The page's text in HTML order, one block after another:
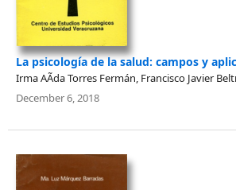
La psicología de la salud: campos y
Irma AÃ­da Torres Fermán, Francisco Javier
December 6, 2018